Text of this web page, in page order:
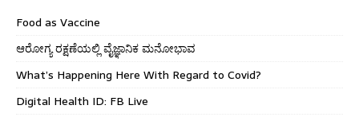
Food as Vaccine
ಆರೋಗ್ಯ ರಕ್ಷಣೆಯಲ್ಲಿ ವೈಜ್ಞಾನಿಕ ಮನೋಭಾವ
What’s Happening Here With Regard to Covid?
Digital Health ID: FB Live